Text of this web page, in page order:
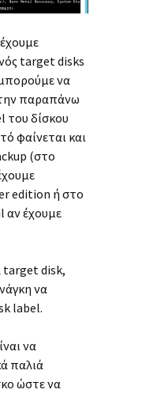
target disks
να
παραπάνω
του δίσκου
φαίνεται και
(στο
edition ή στο
αν έχουμε
target disk,
να
label.
να
παλιά
ώστε να